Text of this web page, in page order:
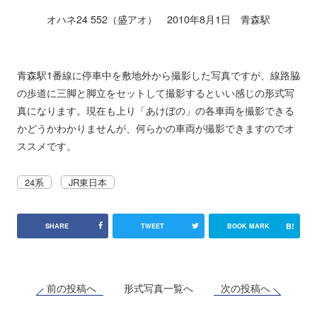
オハネ24 552（盛アオ） 2010年8月1日 青森駅
青森駅1番線に停車中を敷地外から撮影した写真ですが、線路脇
の歩道に三脚と脚立をセットして撮影するといい感じの形式写
真になります。現在も上り「あけぼの」の各車両を撮影できる
かどうかわかりませんが、何らかの車両が撮影できますのでオ
ススメです。
24系 JR東日本
SHARE TWEET BOOK MARK B!
前の投稿へ 形式写真一覧へ 次の投稿へ